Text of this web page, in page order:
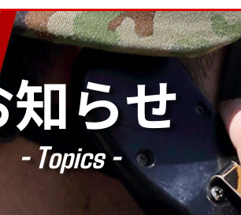
らせ
- Topics -